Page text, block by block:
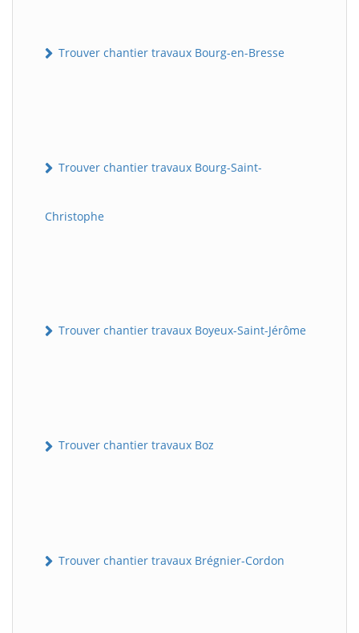
Trouver chantier travaux Bourg-en-Bresse
Trouver chantier travaux Bourg-Saint-
Christophe
Trouver chantier travaux Boyeux-Saint-Jérôme
Trouver chantier travaux Boz
Trouver chantier travaux Brégnier-Cordon